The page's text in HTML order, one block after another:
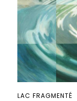
LAC FRAGMENTÉ